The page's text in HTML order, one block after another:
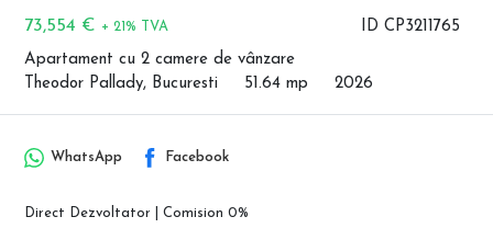
ID CP3211765
73,554 € + 21% TVA
Apartament cu 2 camere de vânzare
Theodor Pallady, Bucuresti
51.64 mp 2026
WhatsApp Facebook
Direct Dezvoltator | Comision 0%